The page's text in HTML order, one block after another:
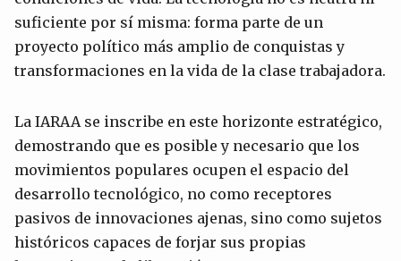
suficiente por sí misma: forma parte de un
proyecto político más amplio de conquistas y
transformaciones en la vida de la clase trabajadora.
La IARAA se inscribe en este horizonte estratégico,
demostrando que es posible y necesario que los
movimientos populares ocupen el espacio del
desarrollo tecnológico, no como receptores
pasivos de innovaciones ajenas, sino como sujetos
históricos capaces de forjar sus propias